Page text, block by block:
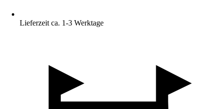
Lieferzeit ca. 1-3 Werktage